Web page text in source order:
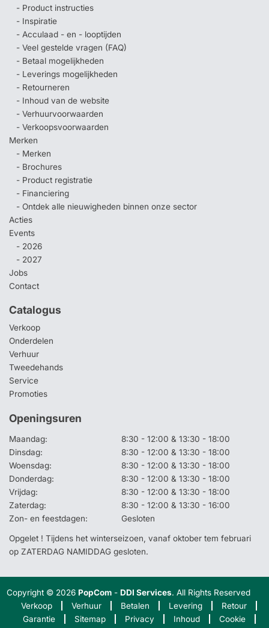
- Product instructies
- Inspiratie
- Acculaad - en - looptijden
- Veel gestelde vragen (FAQ)
- Betaal mogelijkheden
- Leverings mogelijkheden
- Retourneren
- Inhoud van de website
- Verhuurvoorwaarden
- Verkoopsvoorwaarden
Merken
- Merken
- Brochures
- Product registratie
- Financiering
- Ontdek alle nieuwigheden binnen onze sector
Acties
Events
- 2026
- 2027
Jobs
Contact
Catalogus
Verkoop
Onderdelen
Verhuur
Tweedehands
Service
Promoties
Openingsuren
Maandag:
8:30 - 12:00 & 13:30 - 18:00
Dinsdag:
8:30 - 12:00 & 13:30 - 18:00
Woensdag:
8:30 - 12:00 & 13:30 - 18:00
Donderdag:
8:30 - 12:00 & 13:30 - 18:00
Vrijdag:
8:30 - 12:00 & 13:30 - 18:00
Zaterdag:
8:30 - 12:00 & 13:30 - 16:00
Zon- en feestdagen:
Gesloten
Opgelet ! Tijdens het winterseizoen, vanaf oktober tem februari
op ZATERDAG NAMIDDAG gesloten.
Copyright © 2026PopCom -DDI Services. All Rights Reserved
Verkoop
Verhuur Betalen Levering
Retour
Garantie
Sitemap Privacy Inhoud
Cookie